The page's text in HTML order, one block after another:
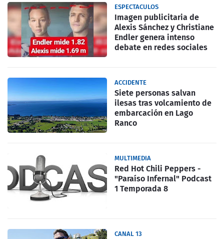
ESPECTACULOS
Imagen publicitaria de
Alexis Sánchez y Christiane
Endler genera intenso
debate en redes sociales
ACCIDENTE
Siete personas salvan
ilesas tras volcamiento de
embarcación en Lago
Ranco
MULTIMEDIA
Red Hot Chili Peppers -
"Paraíso Infernal" Podcast
1 Temporada 8
CANAL 13